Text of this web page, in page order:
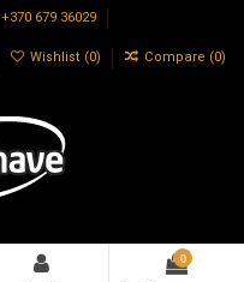
+370 679 36029
Wishlist (0) Compare (0)
0